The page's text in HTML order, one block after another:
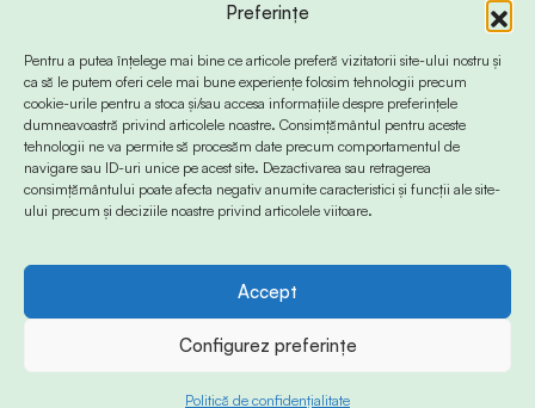
Preferințe
Pentru a putea înțelege mai bine ce articole preferă vizitatorii site-ului nostru și
ca să le putem oferi cele mai bune experiențe folosim tehnologii precum
cookie-urile pentru a stoca și/sau accesa informațiile despre preferințele
dumneavoastră privind articolele noastre. Consimțământul pentru aceste
tehnologii ne va permite să procesăm date precum comportamentul de
navigare sau ID-uri unice pe acest site. Dezactivarea sau retragerea
consimțământului poate afecta negativ anumite caracteristici și funcții ale site-
ului precum și deciziile noastre privind articolele viitoare.
Accept
Configurez preferințe
Politică de confidențialitate
© 2024 Info-Sud-Est. All Rights Reserved.